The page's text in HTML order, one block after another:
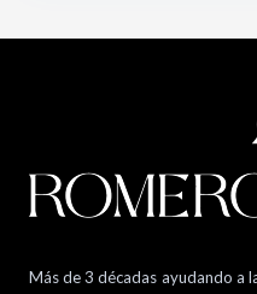
Más de 3 décadas ayudando a